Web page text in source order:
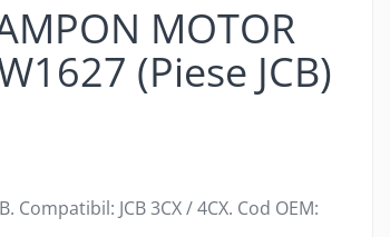
MOTOR
(Piese JCB)
Compatibil: JCB 3CX / 4CX. Cod OEM: